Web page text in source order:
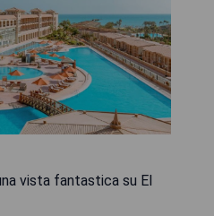
vista fantastica su El